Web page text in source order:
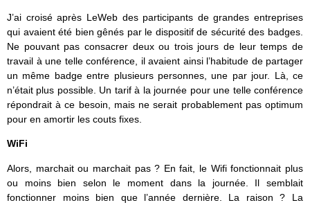
J’ai croisé après LeWeb des participants de grandes entreprises
qui avaient été bien gênés par le dispositif de sécurité des badges.
Ne pouvant pas consacrer deux ou trois jours de leur temps de
travail à une telle conférence, il avaient ainsi l’habitude de partager
un même badge entre plusieurs personnes, une par jour. Là, ce
n’était plus possible. Un tarif à la journée pour une telle conférence
répondrait à ce besoin, mais ne serait probablement pas optimum
pour en amortir les couts fixes.
WiFi
Alors, marchait ou marchait pas ? En fait, le Wifi fonctionnait plus
ou moins bien selon le moment dans la journée. Il semblait
fonctionner moins bien que l’année dernière. La raison ? La